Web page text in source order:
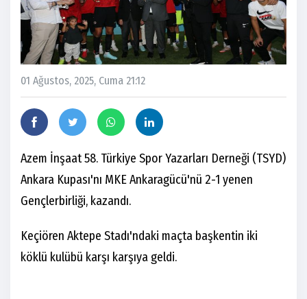
01 Ağustos, 2025, Cuma 21:12
Azem İnşaat 58. Türkiye Spor Yazarları Derneği (TSYD)
Ankara Kupası'nı MKE Ankaragücü'nü 2-1 yenen
Gençlerbirliği, kazandı.
Keçiören Aktepe Stadı'ndaki maçta başkentin iki
köklü kulübü karşı karşıya geldi.